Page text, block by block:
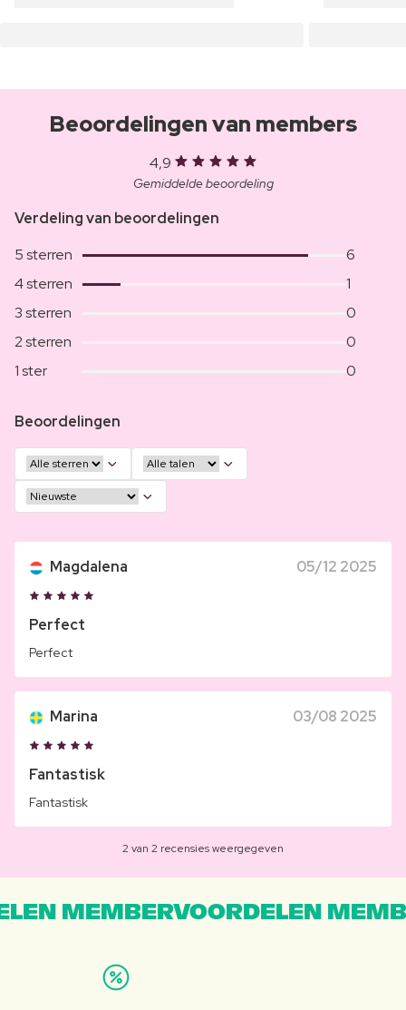
Beoordelingen van members
4,9
Gemiddelde beoordeling
Verdeling van beoordelingen
5 sterren
6
4 sterren
1
3 sterren
0
2 sterren
0
1 ster
0
Beoordelingen
Magdalena 05/12 2025
Perfect
Perfect
Marina 03/08 2025
Fantastisk
Fantastisk
2 van 2 recensies weergegeven
MEMBERVOORDELEN